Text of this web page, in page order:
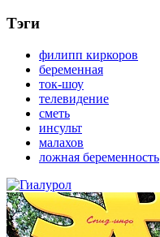
Тэги
филипп киркоров
беременная
ток-шоу
телевидение
сметь
инсульт
малахов
ложная беременность